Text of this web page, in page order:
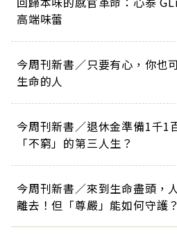
高端味蕾
今周刊新書／只要有心，你也
生命的人
今周刊新書／退休金準備1千1
「不窮」的第三人生？
今周刊新書／來到生命盡頭，
離去！但「尊嚴」能如何守護？